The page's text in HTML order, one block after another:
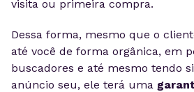
visita ou primeira compra.
Dessa forma, mesmo que o
até você de forma orgânica, em
buscadores e até mesmo tendo
anúncio seu, ele terá uma